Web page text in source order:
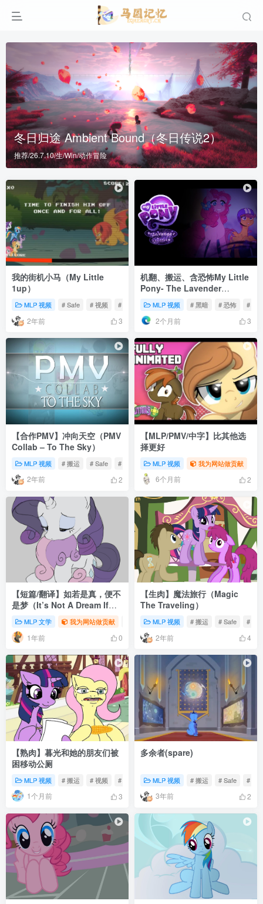
冬日归途 Ambient Bound（冬日传说2）
推荐/26.7.10/生/Win/动作冒险
我的街机小马（My Little
1up）
MLP 视频 # Safe # 视频 # 动画
2年前 3
机翻、搬运、含恐怖My Little
Pony- The Lavender
Incident薰衣草事件
[Information 3]
MLP 视频 # 黑暗 # 恐怖 # 血
2个月前 3
【合作PMV】冲向天空（PMV
Collab – To The Sky）
MLP 视频 # 搬运 # Safe # 视频
2年前 2
【MLP/PMV/中字】比其他选
择更好
MLP 视频 我为网站做贡献
6个月前 2
【短篇/翻译】如若是真，便不
是梦（It’s Not A Dream If
It’s Real）
MLP 文学 我为网站做贡献 # 翻译 # MLP
1年前 0
【生肉】魔法旅行（Magic
The Traveling）
MLP 视频 # 搬运 # Safe # 动
2年前 4
【熟肉】暮光和她的朋友们被
困移动公厕
MLP 视频 # 搬运 # 视频 # 动画
1个月前 3
多余者(spare)
MLP 视频 # 搬运 # Safe # 动
3年前 2